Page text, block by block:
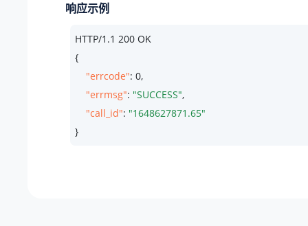
响应示例
HTTP/1.1 200 OK
{
"errcode": 0,
"errmsg": "SUCCESS",
"call_id": "1648627871.65"
}